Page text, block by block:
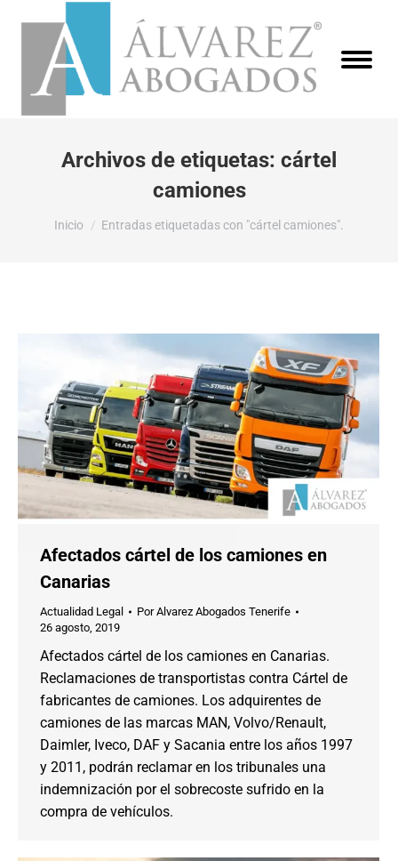
Archivos de etiquetas: cártel
camiones
Estás aquí:
Inicio Entradas etiquetadas con "cártel camiones".
Afectados cártel de los camiones en
Canarias
Actualidad Legal PorAlvarez Abogados Tenerife
26 agosto, 2019
Afectados cártel de los camiones en Canarias.
Reclamaciones de transportistas contra Cártel de
fabricantes de camiones. Los adquirentes de
camiones de las marcas MAN, Volvo/Renault,
Daimler, Iveco, DAF y Sacania entre los años 1997
y 2011, podrán reclamar en los tribunales una
indemnización por el sobrecoste sufrido en la
compra de vehículos.